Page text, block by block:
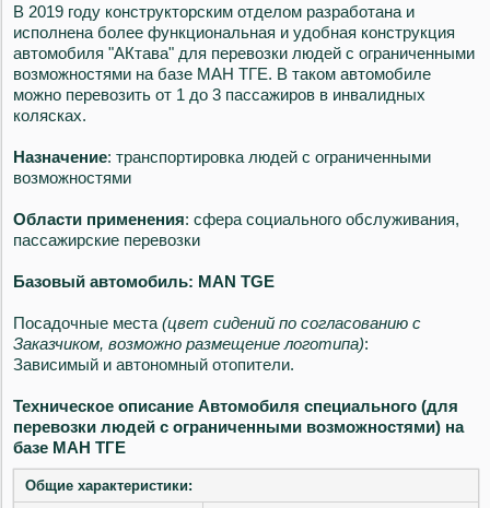
В 2019 году конструкторским отделом разработана и
исполнена более функциональная и удобная конструкция
автомобиля "АКтава" для перевозки людей с ограниченными
возможностями на базе МАН ТГЕ. В таком автомобиле
можно перевозить от 1 до 3 пассажиров в инвалидных
колясках.
Назначение: транспортировка людей с ограниченными
возможностями
Области применения: сфера социального обслуживания,
пассажирские перевозки
Базовый автомобиль: MAN TGE
Посадочные места (цвет сидений по согласованию с
Заказчиком, возможно размещение логотипа):
Зависимый и автономный отопители.
Техническое описание Автомобиля специального (для
перевозки людей с ограниченными возможностями) на
базе МАН ТГЕ
Общие характеристики: